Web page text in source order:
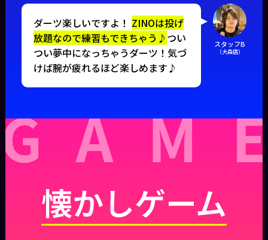
スタッフB
（大森店）
ダーツ楽しいですよ！ ZINOは投げ
放題なので練習もできちゃう♪ つい
つい夢中になっちゃうダーツ！気づ
けば腕が疲れるほど楽しめます♪
懐かしゲーム